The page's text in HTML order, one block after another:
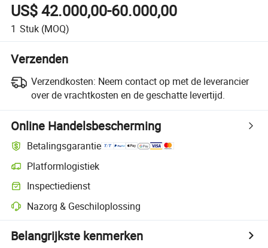
US$ 42.000,00-60.000,00
1 Stuk (MOQ)
Verzenden
Verzendkosten: Neem contact op met de leverancier
over de vrachtkosten en de geschatte levertijd.
Online Handelsbescherming
Betalingsgarantie
Platformlogistiek
Inspectiedienst
Nazorg & Geschiloplossing
Belangrijkste kenmerken